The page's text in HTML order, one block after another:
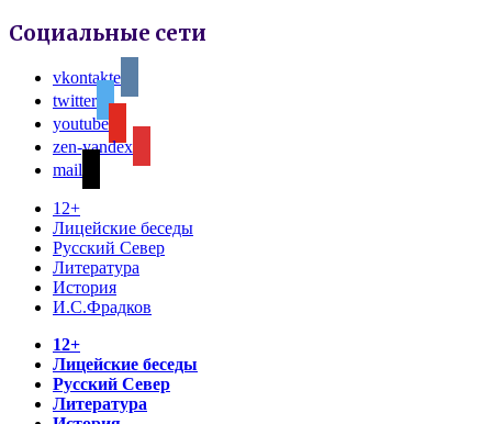
Социальные сети
vkontakte
twitter
youtube
zen-yandex
mail
12+
Лицейские беседы
Русский Север
Литература
История
И.С.Фрадков
12+
Лицейские беседы
Русский Север
Литература